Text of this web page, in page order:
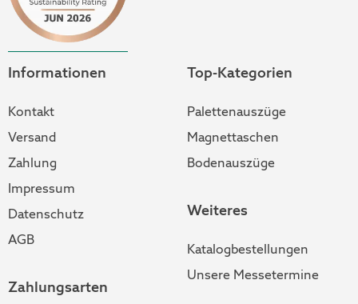
Informationen
Kontakt
Versand
Zahlung
Impressum
Datenschutz
AGB
Zahlungsarten
Top-Kategorien
Palettenauszüge
Magnettaschen
Bodenauszüge
Weiteres
Katalogbestellungen
Unsere Messetermine